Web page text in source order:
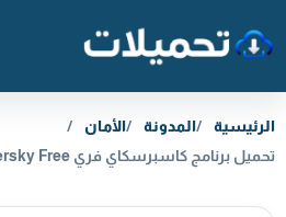
الرئيسية المدونة
الأمان
تحميل برنامج كاسبرسكاي فري Kaspersky Free للكمبيوتر مجانا